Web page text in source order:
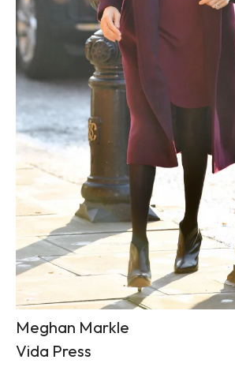
Meghan Markle
Vida Press